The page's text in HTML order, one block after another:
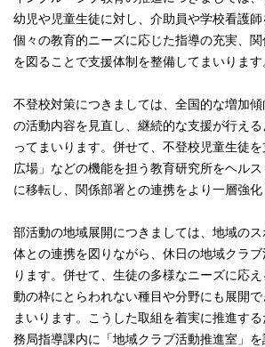
幼児や児童生徒に対し、介助員や学校看護師
個々の教育的ニーズに応じた指導の充実、
を図ることで支援体制を整備してまいります
不登校対策につきましては、全国的な増加
の活動内容を見直し、継続的な支援が行え
ってまいります。併せて、不登校児童生徒
広場」などの機能を担う教育研究所をヘル
に移転し、関係部署との連携をより一層強化
部活動の地域展開につきましては、地域の
体との連携を図りながら、休日の地域クラ
ります。併せて、生徒の多様なニーズに応
動の枠にとらわれない種目や分野にも展開
まいります。こうした取組を着実に推進す
務局指導課内に「地域クラブ活動推進室」を